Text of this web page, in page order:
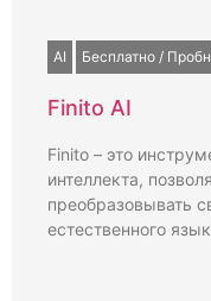
AI Бесплатно /
Finito AI
Finito – это
интеллекта,
преобразовывать
естественного